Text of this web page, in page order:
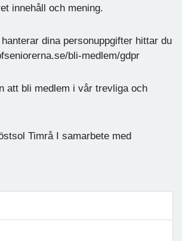
innehåll och mening.
dina personuppgifter hittar du
bli-medlem/gdpr
att bli medlem i vår trevliga och
Timrå I samarbete med